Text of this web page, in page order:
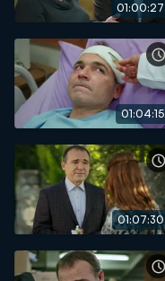
01:00:27
01:04:15
01:07:30